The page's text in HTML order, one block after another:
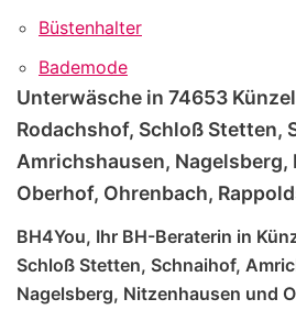
Büstenhalter
Bademode
Unterwäsche in 74653
Rodachshof, Schloß Stetten,
Amrichshausen,
Oberhof, Ohrenbach,
BH4You, Ihr BH-Beraterin in
Schloß Stetten, Schnaihof,
Nagelsberg, Nitzenhausen und